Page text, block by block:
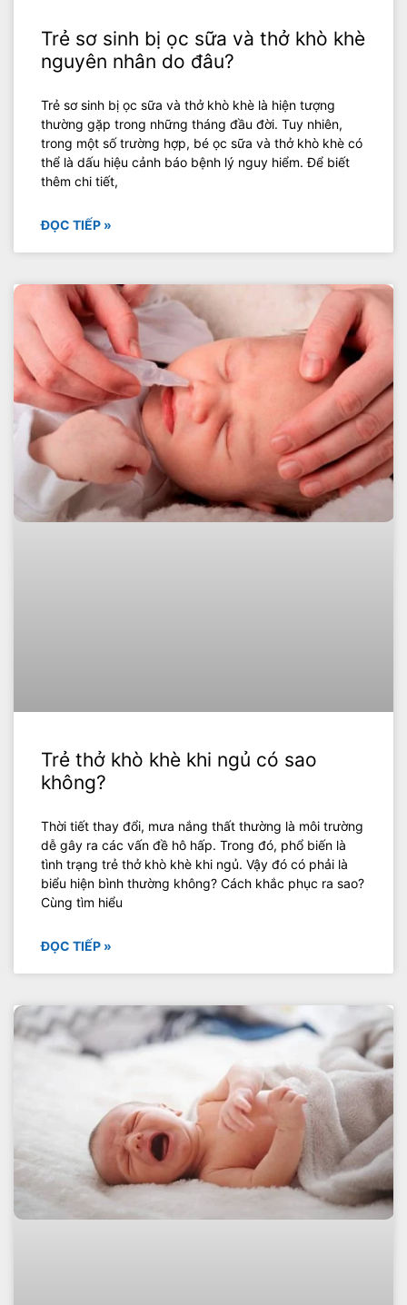
Trẻ sơ sinh bị ọc sữa và thở khò khè
nguyên nhân do đâu?
Trẻ sơ sinh bị ọc sữa và thở khò khè là hiện tượng
thường gặp trong những tháng đầu đời. Tuy nhiên,
trong một số trường hợp, bé ọc sữa và thở khò khè có
thể là dấu hiệu cảnh báo bệnh lý nguy hiểm. Để biết
thêm chi tiết,
ĐỌC TIẾP »
Trẻ thở khò khè khi ngủ có sao
không?
Thời tiết thay đổi, mưa nắng thất thường là môi trường
dễ gây ra các vấn đề hô hấp. Trong đó, phổ biến là
tình trạng trẻ thở khò khè khi ngủ. Vậy đó có phải là
biểu hiện bình thường không? Cách khắc phục ra sao?
Cùng tìm hiểu
ĐỌC TIẾP »